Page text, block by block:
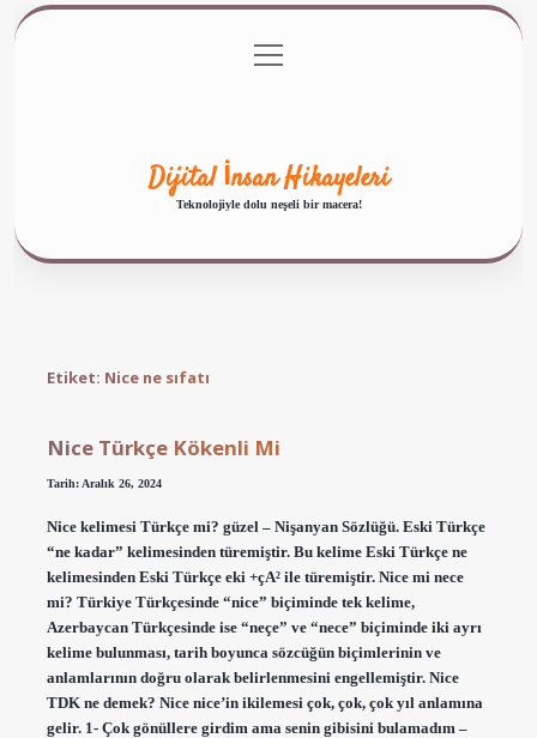
Gizlilik Politikası
menüyü
aç
Dijital İnsan Hikayeleri
Teknolojiyle dolu neşeli bir macera!
Etiket: Nice ne sıfatı
Nice Türkçe Kökenli Mi
Tarih: Aralık 26, 2024
Nice kelimesi Türkçe mi? güzel – Nişanyan Sözlüğü. Eski Türkçe
“ne kadar” kelimesinden türemiştir. Bu kelime Eski Türkçe ne
kelimesinden Eski Türkçe eki +çA² ile türemiştir. Nice mi nece
mi? Türkiye Türkçesinde “nice” biçiminde tek kelime,
Azerbaycan Türkçesinde ise “neçe” ve “nece” biçiminde iki ayrı
kelime bulunması, tarih boyunca sözcüğün biçimlerinin ve
anlamlarının doğru olarak belirlenmesini engellemiştir. Nice
TDK ne demek? Nice nice’in ikilemesi çok, çok, çok yıl anlamına
gelir. 1- Çok gönüllere girdim ama senin gibisini bulamadım –